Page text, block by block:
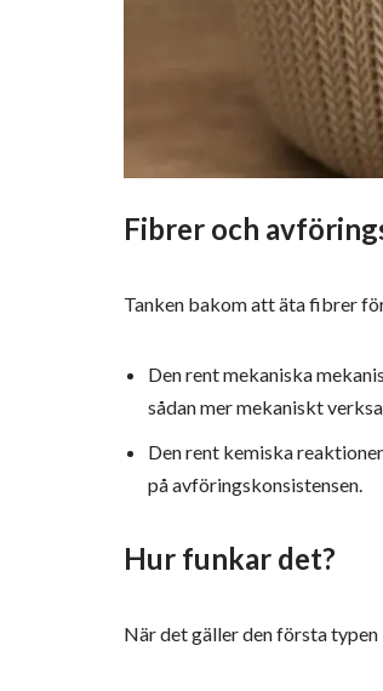
Fibrer och
Tanken bakom att äta fibrer
Den rent mekaniska
sådan mer mekaniskt
Den rent kemiska
på avföringskonsistensen.
Hur funkar det?
När det gäller den första